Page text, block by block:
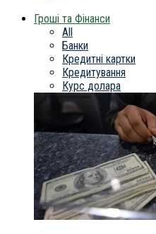
Гроші та Фінанси
All
Банки
Кредитні картки
Кредитування
Курс долара